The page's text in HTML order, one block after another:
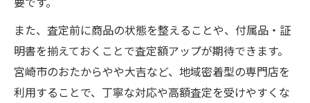
また、査定前に商品の状態を整えることや、付属品・証
明書を揃えておくことで査定額アップが期待できます。
宮崎市のおたからやや大吉など、地域密着型の専門店を
利用することで、丁寧な対応や高額査定を受けやすくな